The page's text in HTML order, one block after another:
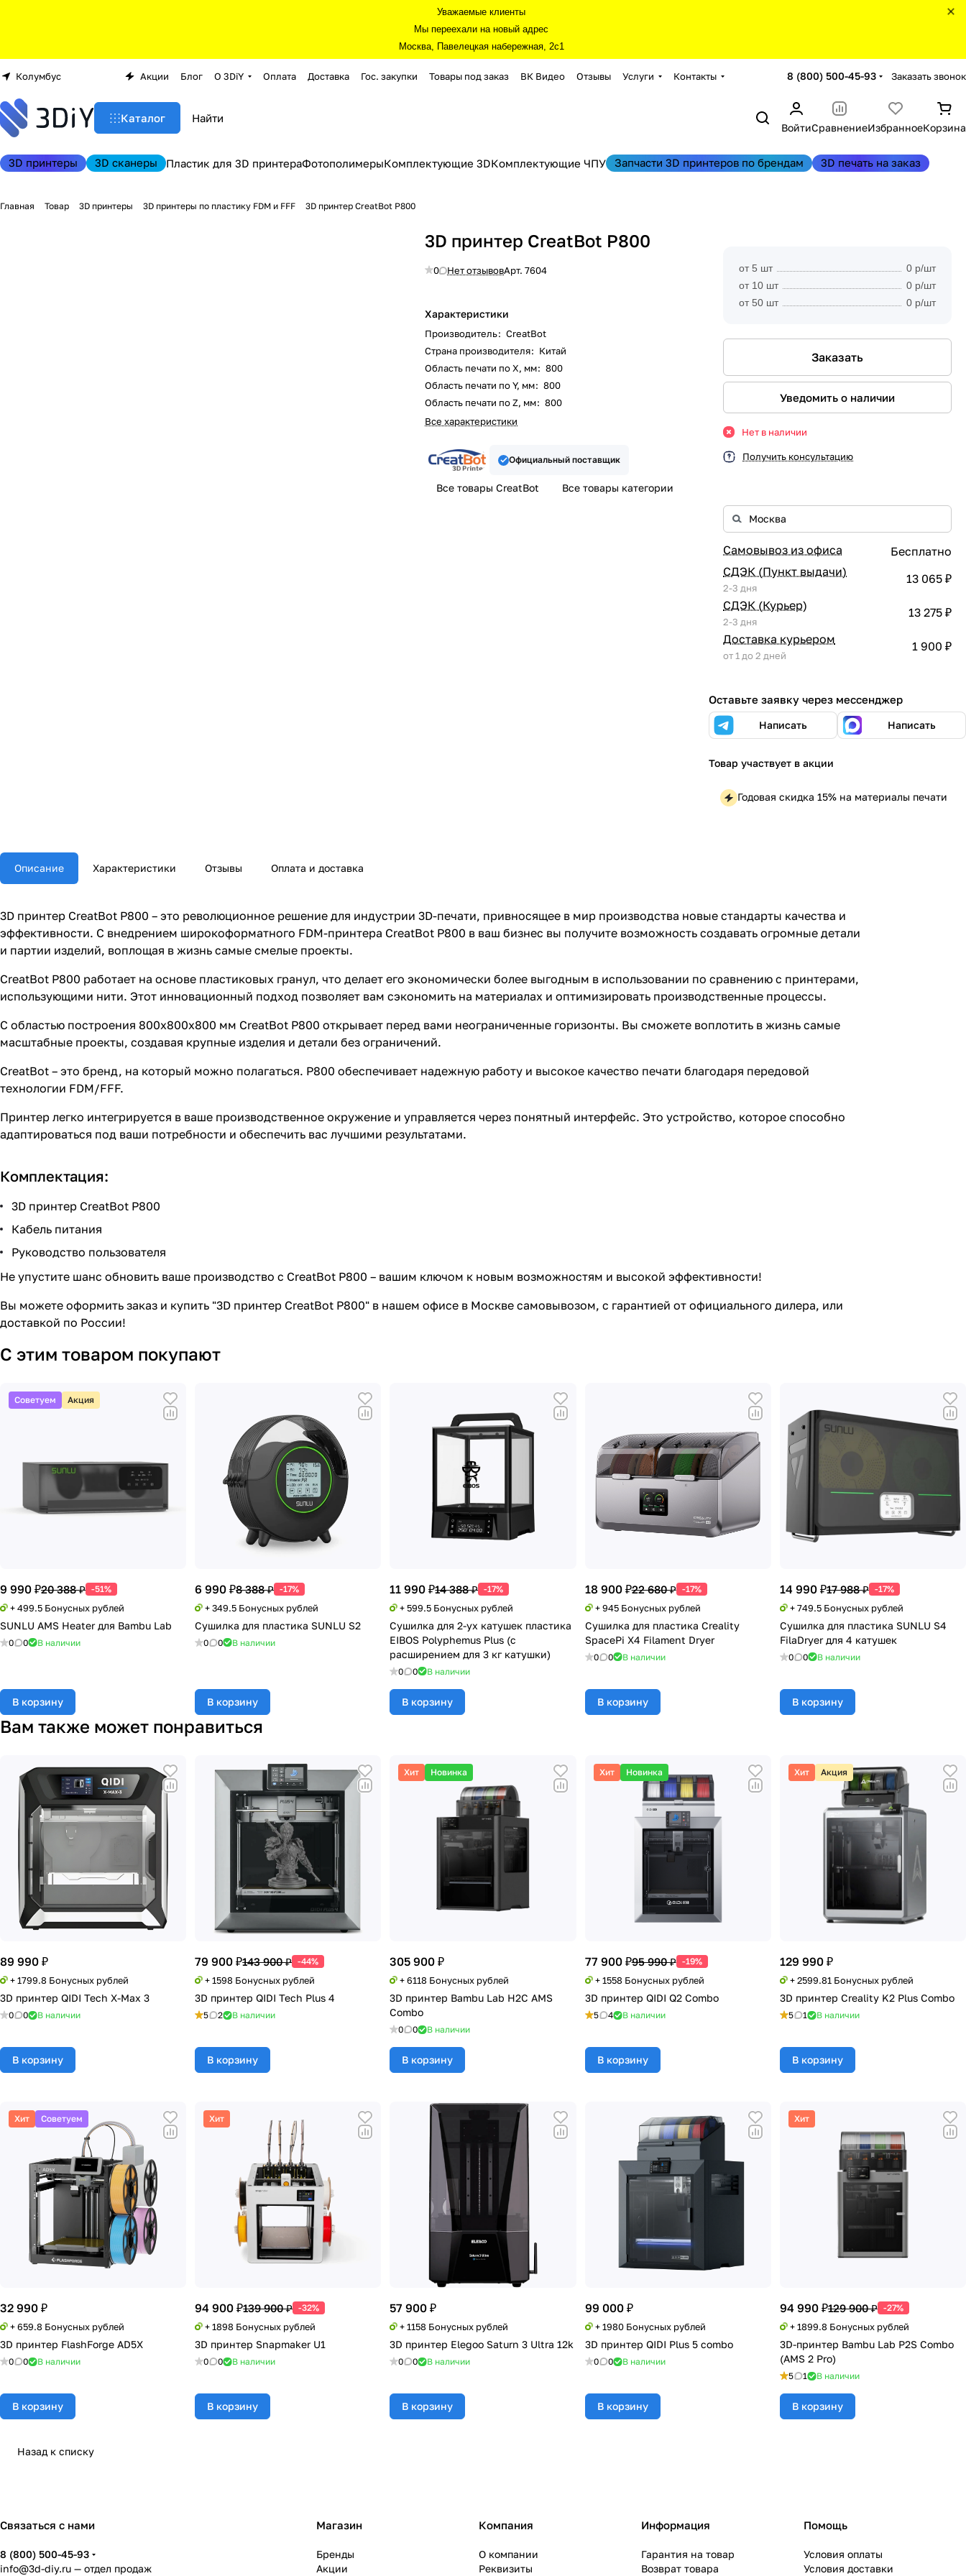
Уважаемые клиенты
Мы переехали на новый адрес
Москва, Павелецкая набережная, 2с1
Колумбус Акции Блог О 3DiY Оплата Доставка Гос. закупки Товары под заказ ВК Видео Отзывы Услуги Контакты 8 (800) 500-45-93 Заказать звонок
Каталог
ВойтиСравнениеИзбранноеКорзина
3D принтеры 3D сканеры Пластик для 3D принтераФотополимерыКомплектующие 3DКомплектующие ЧПУ Запчасти 3D принтеров по брендам 3D печать на заказ
Главная Товар 3D принтеры 3D принтеры по пластику FDM и FFF 3D принтер CreatBot P800
3D принтер CreatBot P800
0 Нет отзывовАрт.7604
Характеристики
Производитель: CreatBot
Страна производителя: Китай
Область печати по X, мм: 800
Область печати по Y, мм: 800
Область печати по Z, мм: 800
Все характеристики
Официальный поставщик
Все товары CreatBot Все товары категории
от 5 шт
0 р/шт
от 10 шт
0 р/шт
от 50 шт
0 р/шт
Заказать
Уведомить о наличии
Нет в наличии
Получить консультацию
Самовывоз из офиса
Бесплатно
СДЭК (Пункт выдачи)
2-3 дня
13 065 ₽
СДЭК (Курьер)
2-3 дня
13 275 ₽
Доставка курьером
от 1 до 2 дней
1 900 ₽
Оставьте заявку через мессенджер
Написать Написать
Товар участвует в акции
Годовая скидка 15% на материалы печати
Описание Характеристики Отзывы Оплата и доставка
3D принтер CreatBot P800 – это революционное решение для индустрии 3D-печати, привносящее в мир производства новые стандарты качества и
эффективности. С внедрением широкоформатного FDM-принтера CreatBot P800 в ваш бизнес вы получите возможность создавать огромные детали
и партии изделий, воплощая в жизнь самые смелые проекты.
CreatBot P800 работает на основе пластиковых гранул, что делает его экономически более выгодным в использовании по сравнению с принтерами,
использующими нити. Этот инновационный подход позволяет вам сэкономить на материалах и оптимизировать производственные процессы.
С областью построения 800х800х800 мм CreatBot P800 открывает перед вами неограниченные горизонты. Вы сможете воплотить в жизнь самые
масштабные проекты, создавая крупные изделия и детали без ограничений.
CreatBot – это бренд, на который можно полагаться. P800 обеспечивает надежную работу и высокое качество печати благодаря передовой
технологии FDM/FFF.
Принтер легко интегрируется в ваше производственное окружение и управляется через понятный интерфейс. Это устройство, которое способно
адаптироваться под ваши потребности и обеспечить вас лучшими результатами.
Комплектация:
3D принтер CreatBot P800
Кабель питания
Руководство пользователя
Не упустите шанс обновить ваше производство с CreatBot P800 – вашим ключом к новым возможностям и высокой эффективности!
Вы можете оформить заказ и купить "3D принтер CreatBot P800" в нашем офисе в Москве самовывозом, с гарантией от официального дилера, или
доставкой по России!
С этим товаром покупают
Советуем Акция
9 990 ₽20 388 ₽ -51%
+ 499.5 Бонусных рублей
SUNLU AMS Heater для Bambu Lab
0 0 В наличии
В корзину
6 990 ₽8 388 ₽ -17%
+ 349.5 Бонусных рублей
Сушилка для пластика SUNLU S2
0 0 В наличии
В корзину
11 990 ₽14 388 ₽ -17%
+ 599.5 Бонусных рублей
Сушилка для 2-ух катушек пластика
EIBOS Polyphemus Plus (с
расширением для 3 кг катушки)
0 0 В наличии
В корзину
18 900 ₽22 680 ₽ -17%
+ 945 Бонусных рублей
Сушилка для пластика Creality
SpacePi X4 Filament Dryer
0 0 В наличии
В корзину
14 990 ₽17 988 ₽ -17%
+ 749.5 Бонусных рублей
Сушилка для пластика SUNLU S4
FilaDryer для 4 катушек
0 0 В наличии
В корзину
Вам также может понравиться
89 990 ₽
+ 1799.8 Бонусных рублей
3D принтер QIDI Tech X-Max 3
0 0 В наличии
В корзину
79 900 ₽143 900 ₽ -44%
+ 1598 Бонусных рублей
3D принтер QIDI Tech Plus 4
5 2 В наличии
В корзину
Хит Новинка
305 900 ₽
+ 6118 Бонусных рублей
3D принтер Bambu Lab H2C AMS
Combo
0 0 В наличии
В корзину
Хит Новинка
77 900 ₽95 990 ₽ -19%
+ 1558 Бонусных рублей
3D принтер QIDI Q2 Combo
5 4 В наличии
В корзину
Хит Акция
129 990 ₽
+ 2599.81 Бонусных рублей
3D принтер Creality K2 Plus Combo
5 1 В наличии
В корзину
Хит Советуем
32 990 ₽
+ 659.8 Бонусных рублей
3D принтер FlashForge AD5X
0 0 В наличии
В корзину
Хит
94 900 ₽139 900 ₽ -32%
+ 1898 Бонусных рублей
3D принтер Snapmaker U1
0 0 В наличии
В корзину
57 900 ₽
+ 1158 Бонусных рублей
3D принтер Elegoo Saturn 3 Ultra 12k
0 0 В наличии
В корзину
99 000 ₽
+ 1980 Бонусных рублей
3D принтер QIDI Plus 5 combo
0 0 В наличии
В корзину
Хит
94 990 ₽129 900 ₽ -27%
+ 1899.8 Бонусных рублей
3D-принтер Bambu Lab P2S Combo
(AMS 2 Pro)
5 1 В наличии
В корзину
Назад к списку
Связаться с нами
8 (800) 500-45-93
info@3d-diy.ru — отдел продаж
Магазин
Бренды
Акции
Компания
О компании
Реквизиты
Информация
Гарантия на товар
Возврат товара
Помощь
Условия оплаты
Условия доставки